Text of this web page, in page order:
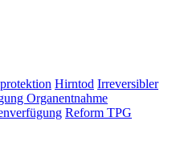
Hirntod Irreversibler
Organentnahme
Reform TPG